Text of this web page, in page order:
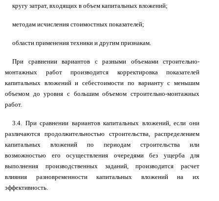
кругу затрат, входящих в объем капитальных вложений;
методам исчисления стоимостных показателей;
области применения техники и другим признакам.
При сравнении вариантов с разными объемами строительно-
монтажных работ производится корректировка показателей
капитальных вложений и себестоимости по варианту с меньшим
объемом до уровня с большим объемом строительно-монтажных
работ.
3.4. При сравнении вариантов капитальных вложений, если они
различаются продолжительностью строительства, распределением
капитальных вложений по периодам строительства или
возможностью его осуществления очередями без ущерба для
выполнения производственных заданий, производится расчет
влияния разновременности капитальных вложений на их
эффективность.